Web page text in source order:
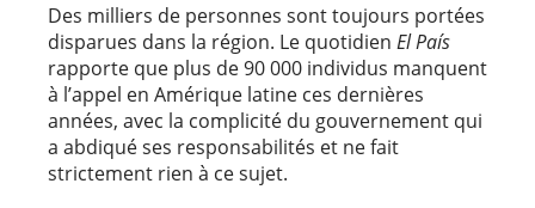
Des milliers de personnes sont toujours portées
disparues dans la région. Le quotidien El País
rapporte que plus de 90 000 individus manquent
à l’appel en Amérique latine ces dernières
années, avec la complicité du gouvernement qui
a abdiqué ses responsabilités et ne fait
strictement rien à ce sujet.